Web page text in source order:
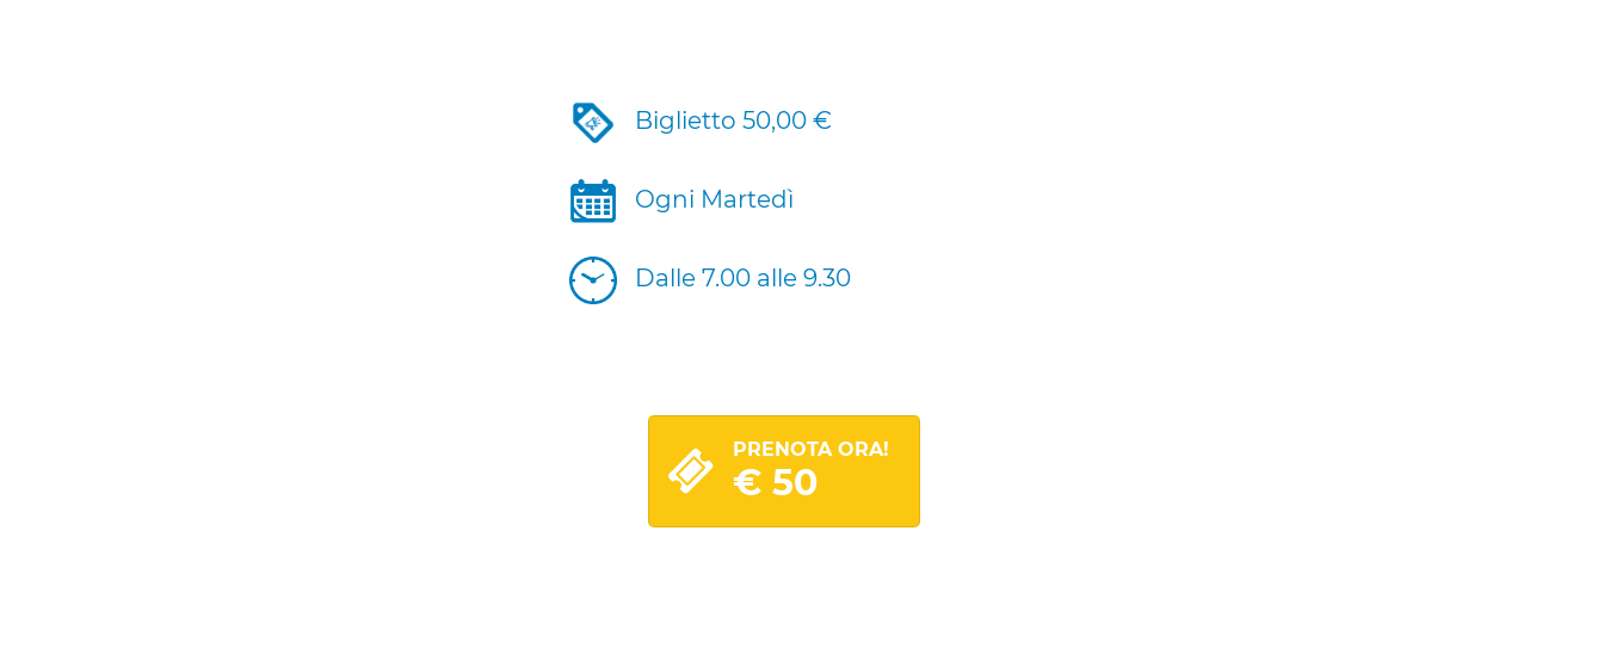
Biglietto 50,00 €
Ogni Martedì
Dalle 7.00 alle 9.30
PRENOTA ORA!
€ 50